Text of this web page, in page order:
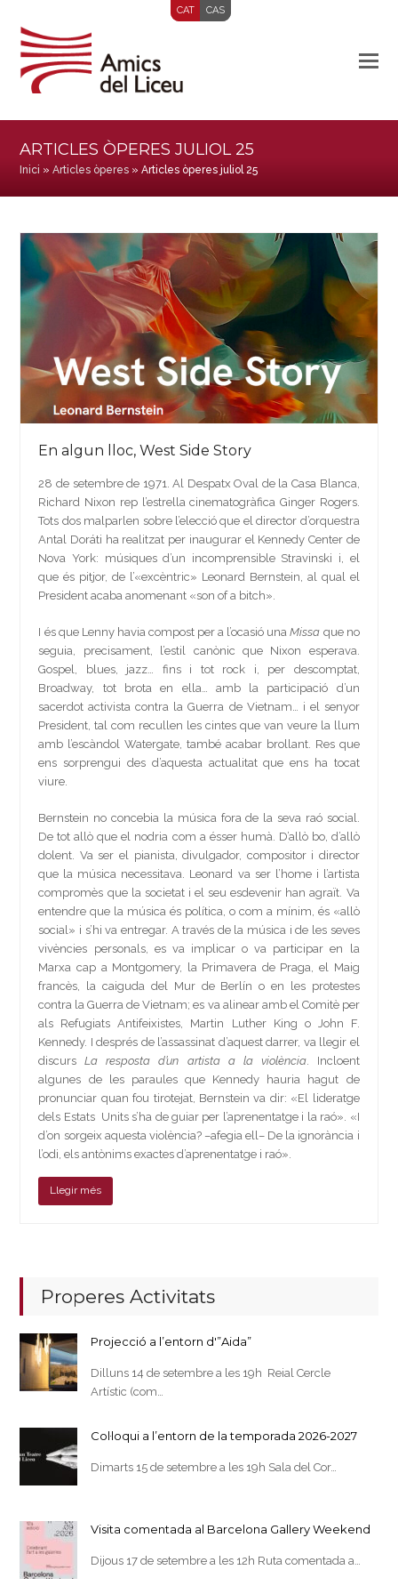
CAT CAS
ARTICLES ÒPERES JULIOL 25
Inici »Articles òperes »Articles òperes juliol 25
En algun lloc, West Side Story
28 de setembre de 1971. Al Despatx Oval de la Casa Blanca,
Richard Nixon rep l’estrella cinematogràfica Ginger Rogers.
Tots dos malparlen sobre l’elecció que el director d’orquestra
Antal Doráti ha realitzat per inaugurar el Kennedy Center de
Nova York: músiques d’un incomprensible Stravinski i, el
que és pitjor, de l’«excèntric» Leonard Bernstein, al qual el
President acaba anomenant «son of a bitch».
I és que Lenny havia compost per a l’ocasió unaMissa que no
seguia, precisament, l’estil canònic que Nixon esperava.
Gospel, blues, jazz… fins i tot rock i, per descomptat,
Broadway, tot brota en ella… amb la participació d’un
sacerdot activista contra la Guerra de Vietnam… i el senyor
President, tal com recullen les cintes que van veure la llum
amb l’escàndol Watergate, també acabar brollant. Res que
ens sorprengui des d’aquesta actualitat que ens ha tocat
viure.
Bernstein no concebia la música fora de la seva raó social.
De tot allò que el nodria com a ésser humà. D’allò bo, d’allò
dolent. Va ser el pianista, divulgador, compositor i director
que la música necessitava. Leonard va ser l’home i l’artista
compromès que la societat i el seu esdevenir han agraït. Va
entendre que la música és política, o com a mínim, és «allò
social» i s’hi va entregar. A través de la música i de les seves
vivències personals, es va implicar o va participar en la
Marxa cap a Montgomery, la Primavera de Praga, el Maig
francès, la caiguda del Mur de Berlín o en les protestes
contra la Guerra de Vietnam; es va alinear amb el Comitè per
als Refugiats Antifeixistes, Martin Luther King o John F.
Kennedy. I després de l’assassinat d’aquest darrer, va llegir el
discursLa resposta d’un artista a la violència. Incloent
algunes de les paraules que Kennedy hauria hagut de
pronunciar quan fou tirotejat, Bernstein va dir: «El lideratge
dels Estats Units s’ha de guiar per l’aprenentatge i la raó». «I
d’on sorgeix aquesta violència? –afegia ell– De la ignorància i
l’odi, els antònims exactes d’aprenentatge i raó».
Llegir més
Properes Activitats
Projecció a l’entorn d'”Aida”
Dilluns 14 de setembre a les 19h Reial Cercle
Artístic (com…
Col·loqui a l’entorn de la temporada 2026-2027
Dimarts 15 de setembre a les 19h Sala del Cor…
Visita comentada al Barcelona Gallery Weekend
Dijous 17 de setembre a les 12h Ruta comentada a…